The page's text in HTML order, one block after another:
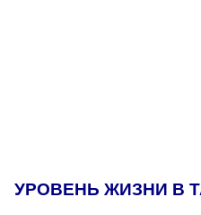
УРОВЕНЬ ЖИЗНИ В